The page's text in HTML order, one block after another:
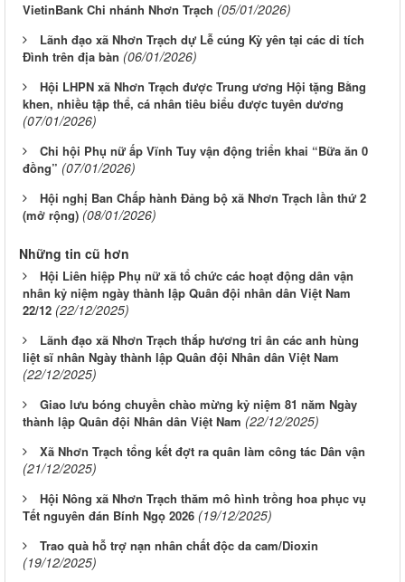
VietinBank Chi nhánh Nhơn Trạch (05/01/2026)
Lãnh đạo xã Nhơn Trạch dự Lễ cúng Kỳ yên tại các di tích
Đình trên địa bàn (06/01/2026)
Hội LHPN xã Nhơn Trạch được Trung ương Hội tặng Bằng
khen, nhiều tập thể, cá nhân tiêu biểu được tuyên dương
(07/01/2026)
Chi hội Phụ nữ ấp Vĩnh Tuy vận động triển khai “Bữa ăn 0
đồng” (07/01/2026)
Hội nghị Ban Chấp hành Đảng bộ xã Nhơn Trạch lần thứ 2
(mở rộng) (08/01/2026)
Những tin cũ hơn
Hội Liên hiệp Phụ nữ xã tổ chức các hoạt động dân vận
nhân kỷ niệm ngày thành lập Quân đội nhân dân Việt Nam
22/12 (22/12/2025)
Lãnh đạo xã Nhơn Trạch thắp hương tri ân các anh hùng
liệt sĩ nhân Ngày thành lập Quân đội Nhân dân Việt Nam
(22/12/2025)
Giao lưu bóng chuyền chào mừng kỷ niệm 81 năm Ngày
thành lập Quân đội Nhân dân Việt Nam (22/12/2025)
Xã Nhơn Trạch tổng kết đợt ra quân làm công tác Dân vận
(21/12/2025)
Hội Nông xã Nhơn Trạch thăm mô hình trồng hoa phục vụ
Tết nguyên đán Bính Ngọ 2026 (19/12/2025)
Trao quà hỗ trợ nạn nhân chất độc da cam/Dioxin
(19/12/2025)